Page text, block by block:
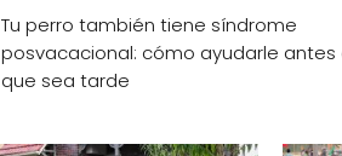
Tu perro también tiene síndrome
posvacacional: cómo ayudarle antes
que sea tarde